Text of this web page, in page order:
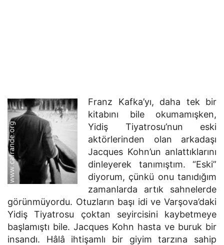
Franz Kafka’yı, daha tek bir
kitabını bile okumamışken,
Yidiş Tiyatrosu’nun eski
aktörlerinden olan arkadaşı
Jacques Kohn’un anlattıklarını
dinleyerek tanımıştım. “Eski”
diyorum, çünkü onu tanıdığım
zamanlarda artık sahnelerde
görünmüyordu. Otuzların başı idi ve Varşova’daki
Yidiş Tiyatrosu çoktan seyircisini kaybetmeye
başlamıştı bile. Jacques Kohn hasta ve buruk bir
insandı. Hâlâ ihtişamlı bir giyim tarzına sahip